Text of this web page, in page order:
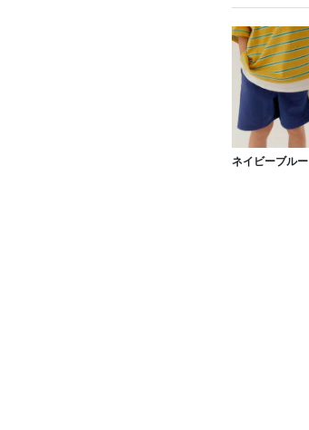
ネイビーブルー